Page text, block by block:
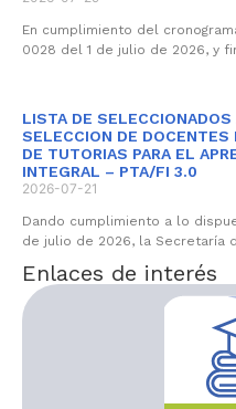
En cumplimiento del
0028 del 1 de julio de 2026, y
LISTA DE SELECCIONADOS
SELECCION DE DOCENTES
DE TUTORIAS PARA EL
INTEGRAL – PTA/FI 3.0
2026-07-21
Dando cumplimiento a lo
de julio de 2026, la Secretaría
Enlaces de interés